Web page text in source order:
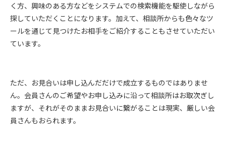
く方、興味のある方などをシステムでの検索機能を駆使しながら
探していただくことになります。加えて、相談所からも色々なツ
ールを通じて見つけたお相手をご紹介することもさせていただい
ています。
ただ、お見合いは申し込んだだけで成立するものではありませ
ん。会員さんのご希望やお申し込みに沿って相談所はお取次ぎし
ますが、それがそのままお見合いに繋がることは現実、厳しい会
員さんもおられます。